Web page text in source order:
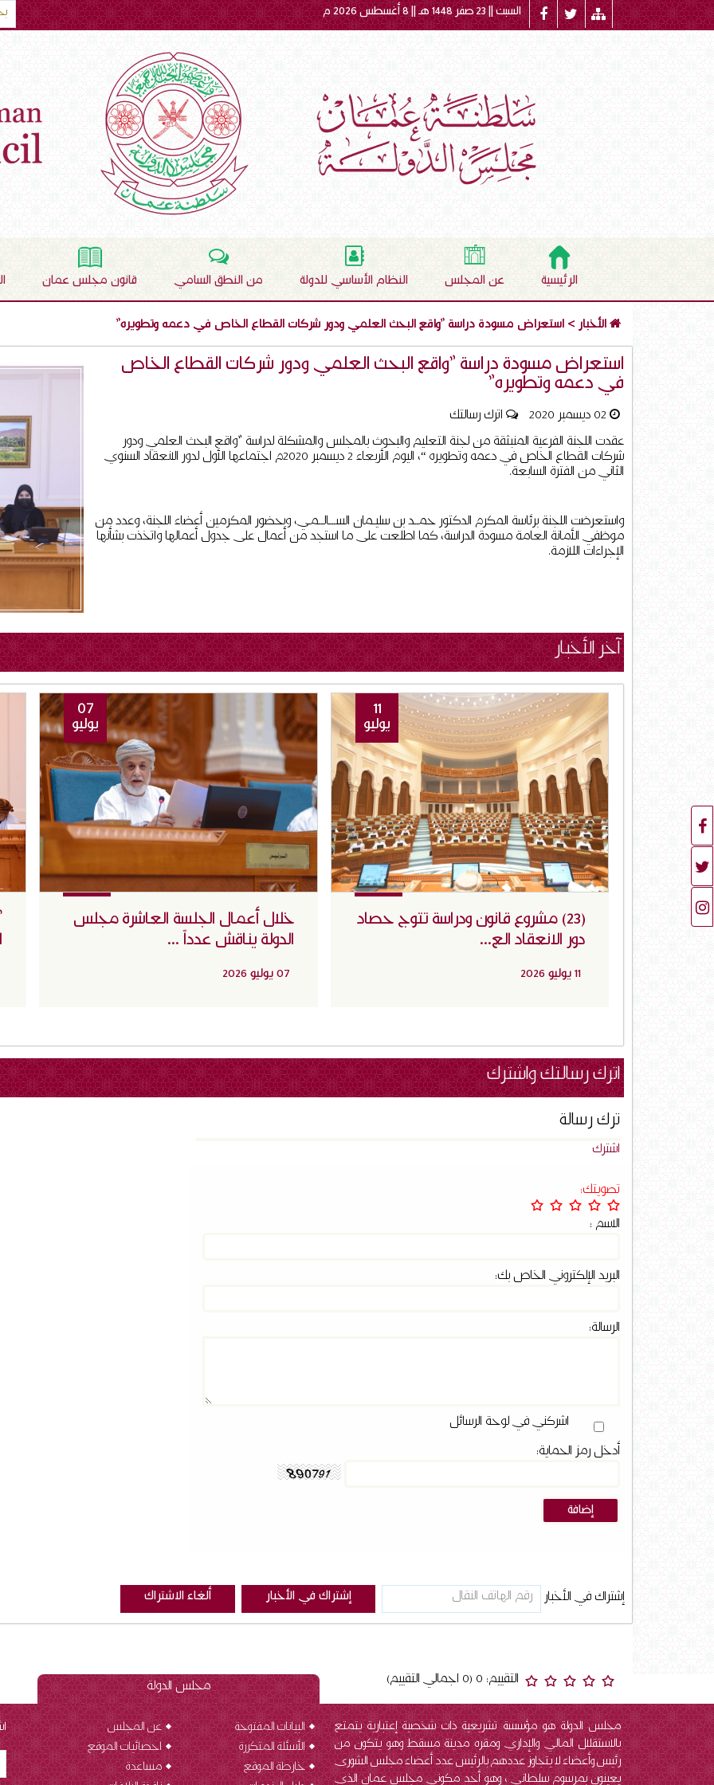
السبت || 23 صفر 1448 هـ || 8 أغسطس 2026 م
الرئيسية عن المجلس النظام الأساسي للدولة من النطق السامي قانون مجلس عمان
الأخبار>استعراض مسودة دراسة "واقع البحث العلمي ودور شركات القطاع الخاص في دعمه وتطويره"
استعراض مسودة دراسة "واقع البحث العلمي ودور شركات القطاع الخاص
في دعمه وتطويره"
02 ديسمبر 2020
اترك رسالتك
عقدت اللجنة الفرعية المنبثقة من لجنة التعليم والبحوث بالمجلس والمشكلة لدراسة "واقع البحث العلمي ودور
شركات القطاع الخاص في دعمه وتطويره “، اليوم الأربعاء 2 ديسمبر 2020م اجتماعها الأول لدور الانعقاد السنوي
الثاني من الفترة السابعة.
واستعرضت اللجنة برئاسة المكرم الدكتور حمــد بن سليـمان الســـالــمـي، وبحضور المكرمين أعضاء اللجنة، وعدد من
موظفي الأمانة العامة مسودة الدراسة، كما اطلعت على ما استجد من أعمال على جدول أعمالها واتخذت بشأنها
الإجراءات اللازمة.
آخر الأخبار
11
يوليو
(23) مشروع قانون ودراسة تتوج حصاد
دور الانعقاد الع...
11 يوليو 2026
07
يوليو
خلال أعمال الجلسة العاشرة مجلس
الدولة يناقش عدداً ...
07 يوليو 2026
اترك رسالتك واشترك
ترك رسالة
اشترك
تصويتك:
الاسم :
البريد الإلكتروني الخاص بك:
الرسالة:
اشركني في لوحة الرسائل
أدخل رمز الحماية:
إشتراك في الأخبار
التقييم: 0 (0 اجمالي التقييم) مجلس الدولة
مجلس الدولة هو مؤسسة تشريعية ذات شخصية إعتبارية يتمتع
بالاستقلال المالي والإداري ومقره مدينة مسقط وهو يتكون من
رئيس وأعضاء لا يتجاوز عددهم بالرئيس عدد أعضاء مجلس الشورى
يعينون بمرسوم سلطاني ، وهو أحد مكوني مجلس عمان الذي
عن المجلس
البيانات المفتوحة
احصائيات الموقع
الأسئلة المتكررة
مساعدة
خارطة الموقع